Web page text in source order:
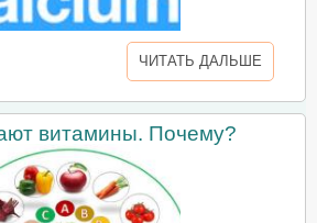
ЧИТАТЬ ДАЛЬШЕ
витамины. Почему?